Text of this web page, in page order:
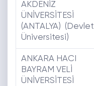
AKDENİZ
ÜNİVERSİTESİ
(ANTALYA) (Devlet
Üniversitesi)
ANKARA HACI
BAYRAM VELİ
ÜNİVERSİTESİ